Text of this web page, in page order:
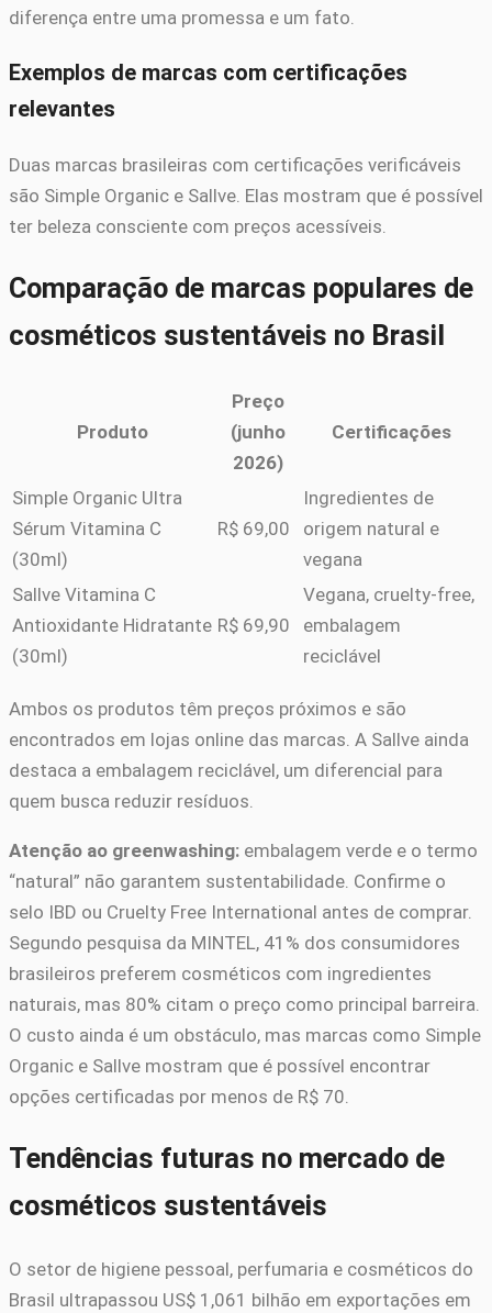
diferença entre uma promessa e um fato.
Exemplos de marcas com certificações
relevantes
Duas marcas brasileiras com certificações verificáveis
são Simple Organic e Sallve. Elas mostram que é possível
ter beleza consciente com preços acessíveis.
Comparação de marcas populares de
cosméticos sustentáveis no Brasil
Produto
Preço
(junho
2026)
Certificações
Simple Organic Ultra
Sérum Vitamina C
(30ml)
R$ 69,00
Ingredientes de
origem natural e
vegana
Sallve Vitamina C
Antioxidante Hidratante
(30ml)
R$ 69,90
Vegana, cruelty-free,
embalagem
reciclável
Ambos os produtos têm preços próximos e são
encontrados em lojas online das marcas. A Sallve ainda
destaca a embalagem reciclável, um diferencial para
quem busca reduzir resíduos.
Atenção ao greenwashing: embalagem verde e o termo
“natural” não garantem sustentabilidade. Confirme o
selo IBD ou Cruelty Free International antes de comprar.
Segundo pesquisa da MINTEL, 41% dos consumidores
brasileiros preferem cosméticos com ingredientes
naturais, mas 80% citam o preço como principal barreira.
O custo ainda é um obstáculo, mas marcas como Simple
Organic e Sallve mostram que é possível encontrar
opções certificadas por menos de R$ 70.
Tendências futuras no mercado de
cosméticos sustentáveis
O setor de higiene pessoal, perfumaria e cosméticos do
Brasil ultrapassou US$ 1,061 bilhão em exportações em